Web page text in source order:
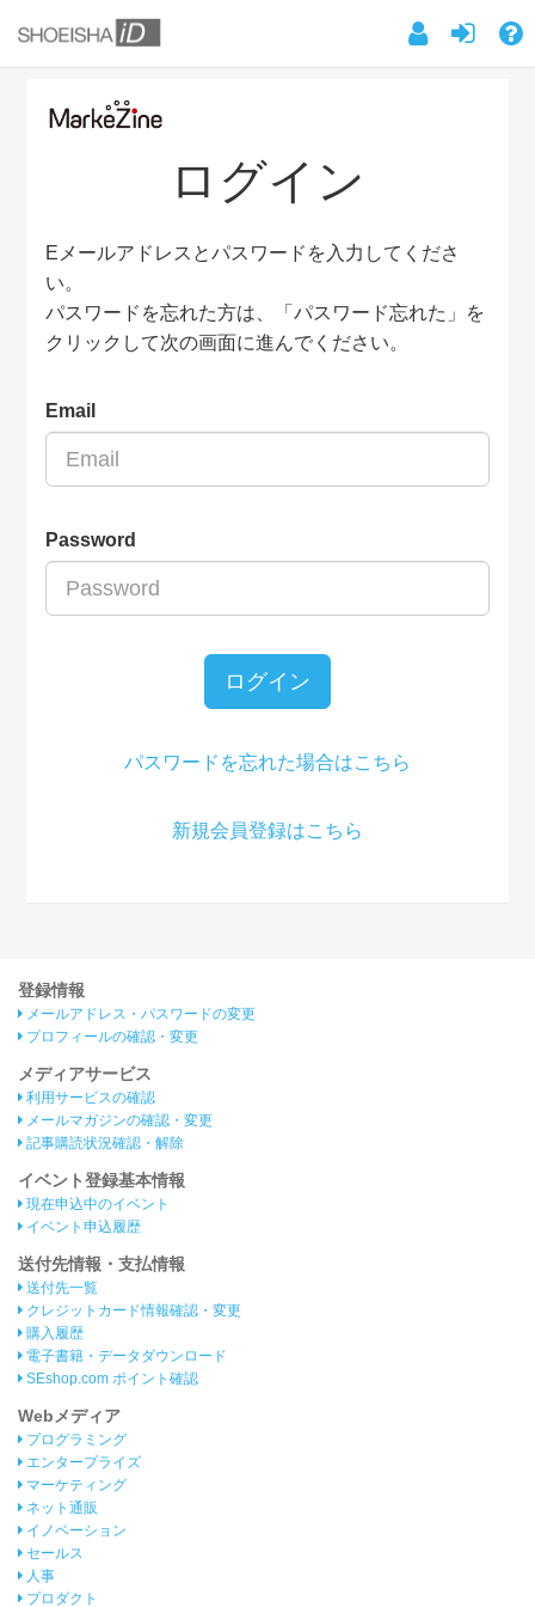
ログイン
Eメールアドレスとパスワードを入力してくださ
い。
パスワードを忘れた方は、「パスワード忘れた」を
クリックして次の画面に進んでください。
Email
Password
ログイン
パスワードを忘れた場合はこちら
新規会員登録はこちら
登録情報
メールアドレス・パスワードの変更
プロフィールの確認・変更
メディアサービス
利用サービスの確認
メールマガジンの確認・変更
記事購読状況確認・解除
イベント登録基本情報
現在申込中のイベント
イベント申込履歴
送付先情報・支払情報
送付先一覧
クレジットカード情報確認・変更
購入履歴
電子書籍・データダウンロード
SEshop.com ポイント確認
Webメディア
プログラミング
エンタープライズ
マーケティング
ネット通販
イノベーション
セールス
人事
プロダクト